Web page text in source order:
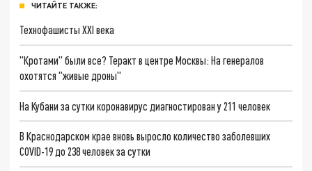
ЧИТАЙТЕ ТАКЖЕ:
Технофашисты XXI века
"Кротами" были все? Теракт в центре Москвы: На генералов
охотятся "живые дроны"
На Кубани за сутки коронавирус диагностирован у 211 человек
В Краснодарском крае вновь выросло количество заболевших
COVID-19 до 238 человек за сутки